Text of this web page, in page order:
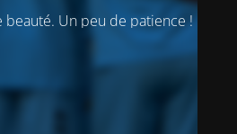
beauté. Un peu de patience !